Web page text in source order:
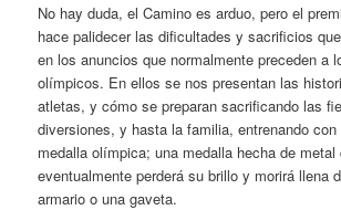
No hay duda, el Camino es arduo, pero el
hace palidecer las dificultades y sacrificios
en los anuncios que normalmente preceden a
olímpicos. En ellos se nos presentan las
atletas, y cómo se preparan sacrificando las
diversiones, y hasta la familia, entrenando
medalla olímpica; una medalla hecha de metal
eventualmente perderá su brillo y morirá llena
armario o una gaveta.